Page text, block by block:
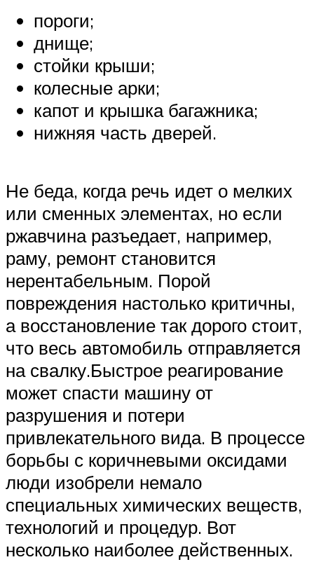
пороги;
днище;
стойки крыши;
колесные арки;
капот и крышка багажника;
нижняя часть дверей.
Не беда, когда речь идет о мелких
или сменных элементах, но если
ржавчина разъедает, например,
раму, ремонт становится
нерентабельным. Порой
повреждения настолько критичны,
а восстановление так дорого стоит,
что весь автомобиль отправляется
на свалку.Быстрое реагирование
может спасти машину от
разрушения и потери
привлекательного вида. В процессе
борьбы с коричневыми оксидами
люди изобрели немало
специальных химических веществ,
технологий и процедур. Вот
несколько наиболее действенных.